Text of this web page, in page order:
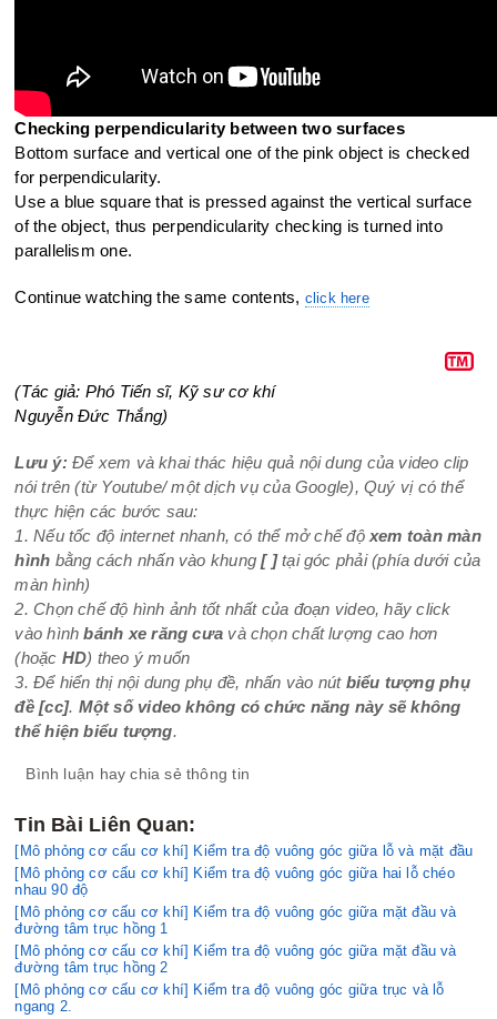
Checking perpendicularity between two surfaces
Bottom surface and vertical one of the pink object is checked
for perpendicularity.
Use a blue square that is pressed against the vertical surface
of theobject, thus perpendicularity checking is turned into
parallelism one.
Continue watching the same contents, click here
(Tác giả: Phó Tiến sĩ, Kỹ sư cơ khí
Nguyễn Đức Thắng)
Lưu ý:Để xem và khai thác hiệu quả nội dung của video clip
nói trên (từ Youtube/ một dịch vụ của Google), Quý vị có thể
thực hiện các bước sau:
1. Nếu tốc độ internet nhanh, có thể mở chế độ xem toàn màn
hình bằng cách nhấn vào khung [ ] tại góc phải (phía dưới của
màn hình)
2. Chọn chế độ hình ảnh tốt nhất của đoạn video, hãy click
vào hình bánh xe răng cưa và chọn chất lượng cao hơn
(hoặc HD) theo ý muốn
3. Để hiển thị nội dung phụ đề, nhấn vào nút biểu tượng phụ
đề [cc]. Một số video không có chức năng này sẽ không
thể hiện biểu tượng.
Bình luận hay chia sẻ thông tin
Tin Bài Liên Quan:
[Mô phỏng cơ cấu cơ khí] Kiểm tra độ vuông góc giữa lỗ và mặt đầu
[Mô phỏng cơ cấu cơ khí] Kiểm tra độ vuông góc giữa hai lỗ chéo
nhau 90 độ
[Mô phỏng cơ cấu cơ khí] Kiểm tra độ vuông góc giữa mặt đầu và
đường tâm trục hồng 1
[Mô phỏng cơ cấu cơ khí] Kiểm tra độ vuông góc giữa mặt đầu và
đường tâm trục hồng 2
[Mô phỏng cơ cấu cơ khí] Kiểm tra độ vuông góc giữa trục và lỗ
ngang 2.